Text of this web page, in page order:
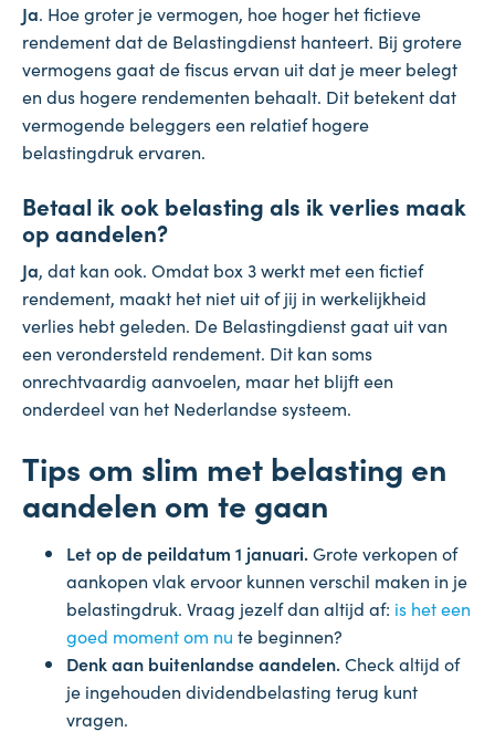
Ja. Hoe groter je vermogen, hoe hoger het fictieve
rendement dat de Belastingdienst hanteert. Bij grotere
vermogens gaat de fiscus ervan uit dat je meer belegt
en dus hogere rendementen behaalt. Dit betekent dat
vermogende beleggers een relatief hogere
belastingdruk ervaren.
Betaal ik ook belasting als ik verlies maak
op aandelen?
Ja, dat kan ook. Omdat box 3 werkt met een fictief
rendement, maakt het niet uit of jij in werkelijkheid
verlies hebt geleden. De Belastingdienst gaat uit van
een verondersteld rendement. Dit kan soms
onrechtvaardig aanvoelen, maar het blijft een
onderdeel van het Nederlandse systeem.
Tips om slim met belasting en
aandelen om te gaan
Let op de peildatum 1 januari.Grote verkopen of
aankopen vlak ervoor kunnen verschil maken in je
belastingdruk. Vraag jezelf dan altijd af: is het een
goed moment om nu te beginnen?
Denk aan buitenlandse aandelen.Check altijd of
je ingehouden dividendbelasting terug kunt
vragen.